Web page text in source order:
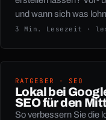
und wann sich was
3 Min. Lesezeit ·
RATGEBER · SEO
Lokal bei
SEO für den
So verbessern Sie die